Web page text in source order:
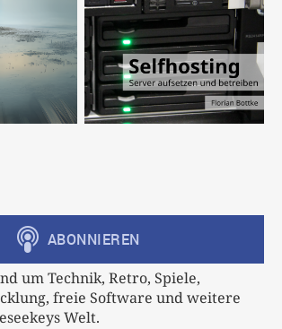
um Technik, Retro, Spiele,
freie Software und weitere
Welt.